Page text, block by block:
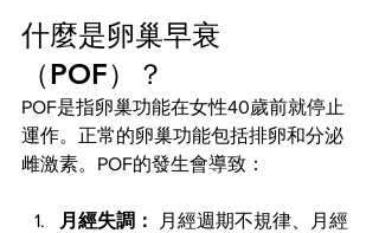
什麼是卵巢早衰
（POF）？
POF是指卵巢功能在女性40歲前就停止
運作。正常的卵巢功能包括排卵和分泌
雌激素。POF的發生會導致：
月經失調：
月經週期不規律、月經